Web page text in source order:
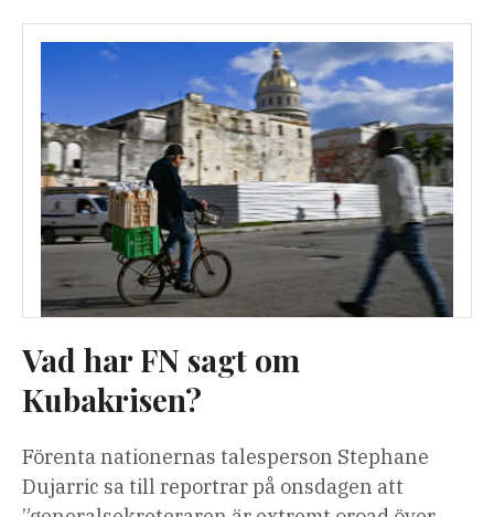
Vad har FN sagt om
Kubakrisen?
Förenta nationernas talesperson Stephane
Dujarric sa till reportrar på onsdagen att